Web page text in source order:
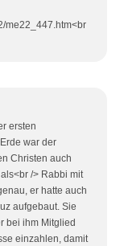
me22_447.htm<br
ersten
war der
Christen auch
/> Rabbi mit
er hatte auch
aufgebaut. Sie
bei ihm Mitglied
einzahlen, damit